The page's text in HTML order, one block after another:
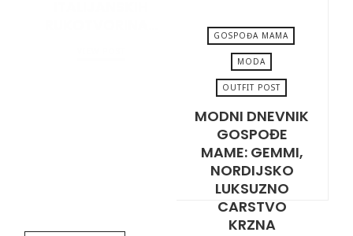
GOSPOĐA MAMA
MODA
OUTFIT POST
MODNI DNEVNIK
GOSPOĐE
MAME: GEMMI,
NORDIJSKO
LUKSUZNO
CARSTVO
KRZNA